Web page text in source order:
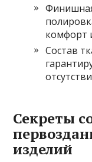
комфорт
Состав
Секреты
изделий